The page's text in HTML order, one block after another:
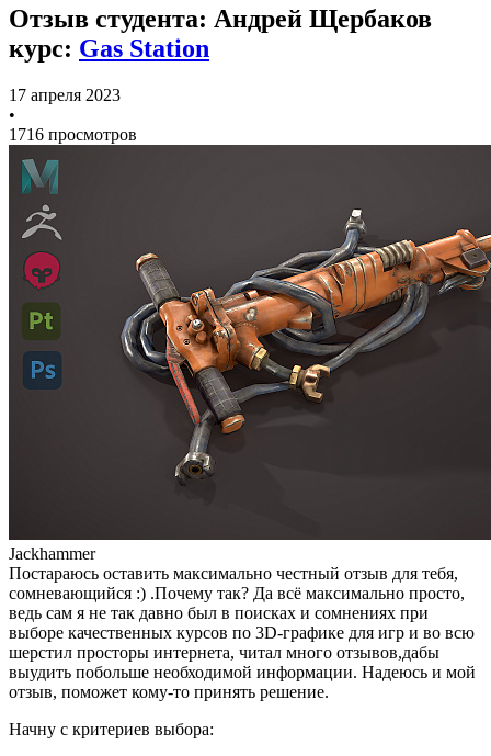
Отзыв студента: Андрей Щербаков
курс: Gas Station
17 апреля 2023
•
1716 просмотров
Jackhammer
Постараюсь оставить максимально честный отзыв для тебя,
сомневающийся :) .Почему так? Да всё максимально просто,
ведь сам я не так давно был в поисках и сомнениях при
выборе качественных курсов по 3D-графике для игр и во всю
шерстил просторы интернета, читал много отзывов,дабы
выудить побольше необходимой информации. Надеюсь и мой
отзыв, поможет кому-то принять решение.
Начну с критериев выбора: